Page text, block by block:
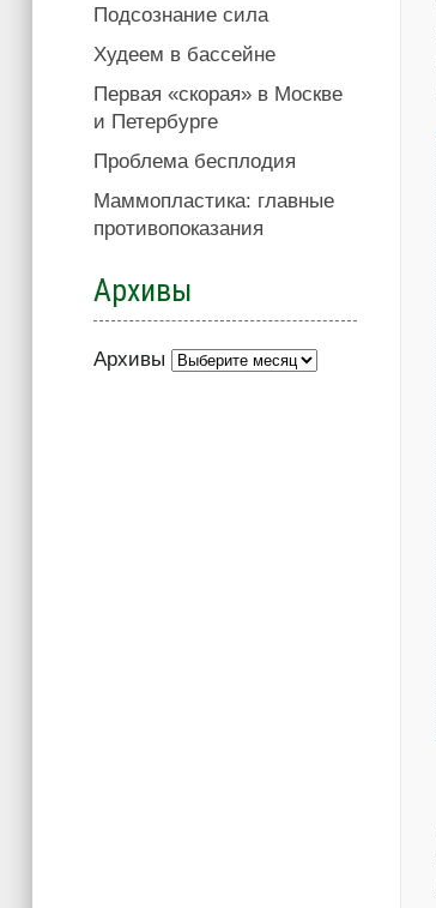
Подсознание сила
Худеем в бассейне
Первая «скорая» в Москве
и Петербурге
Проблема бесплодия
Маммопластика: главные
противопоказания
Архивы
Архивы